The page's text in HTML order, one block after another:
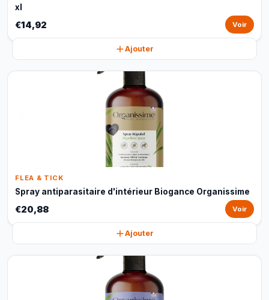
xl
€14,92 Voir
Ajouter
FLEA & TICK
Spray antiparasitaire d'intérieur Biogance Organissime
€20,88 Voir
Ajouter